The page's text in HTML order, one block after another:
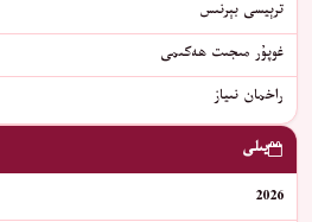
ﺗﺮﯦﻴﺴﻰ ﺑﯧﺮﻧﯩﺲ
غوپۇر مىجىت ھەكىمى
راخمان نىياز
يىلى
2026